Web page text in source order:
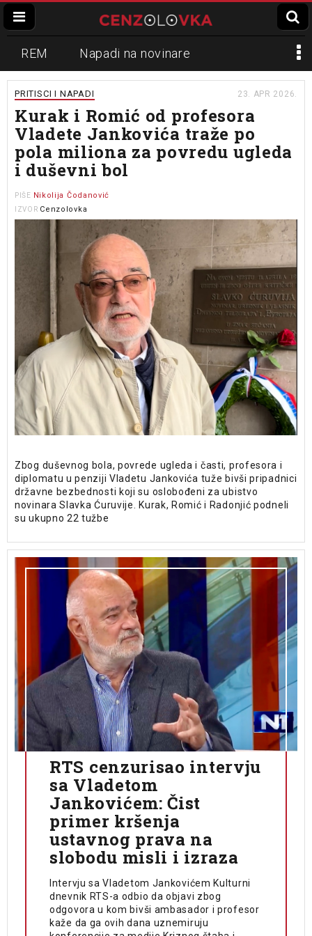
REM Napadi na novinare
Zvučni top
Propaganda Lokalni mediji
Informer Slavko Ćuruvija
PRITISCI I NAPADI 23. APR 2026.
Kurak i Romić od profesora
Vladete Jankovića traže po
pola miliona za povredu ugleda
i duševni bol
PIŠE Nikolija Čodanović
IZVOR Cenzolovka
Zbog duševnog bola, povrede ugleda i časti, profesora i
diplomatu u penziji Vladetu Jankovića tuže bivši pripadnici
državne bezbednosti koji su oslobođeni za ubistvo
novinara Slavka Ćuruvije. Kurak, Romić i Radonjić podneli
su ukupno 22 tužbe
RTS cenzurisao intervju
sa Vladetom
Jankovićem: Čist
primer kršenja
ustavnog prava na
slobodu misli i izraza
Intervju sa Vladetom Jankovićem Kulturni
dnevnik RTS-a odbio da objavi zbog
odgovora u kom bivši ambasador i profesor
kaže da ga ovih dana uznemiruju